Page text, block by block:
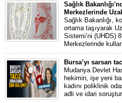
Sağlık
Merkezlerinde
Sağlık Bakanlığı,
ortama taşıyarak
Sistemi’ni (UHDS)
Merkezlerinde
Bursa’yı sarsan
Mudanya Devlet
hekimin, işe yeni
kadını poliklinik
adli ve idari